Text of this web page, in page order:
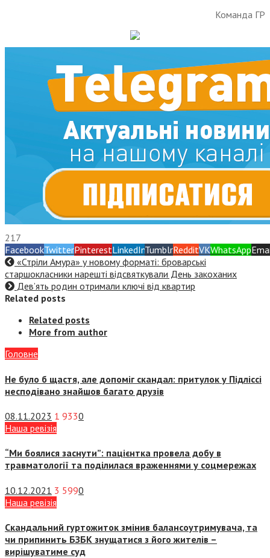
Команда ГР
217
FacebookTwitterPinterestLinkedInTumblrRedditVKWhatsApp
«Стріли Амура» у новому форматі: броварські
старшокласники нарешті відсвяткували День закоханих
Дев’ять родин отримали ключі від квартир
Related posts
Related posts
More from author
Головне
Не було б щастя, але допоміг скандал: притулок у Підліссі
несподівано знайшов багато друзів
08.11.2023 1 9330
Наша ревізія
“Ми боялися заснути”: пацієнтка провела добу в
травматології та поділилася враженнями у соцмережах
10.12.2021 3 5990
Наша ревізія
Скандальний гуртожиток змінив балансоутримувача, та
чи припинить БЗБК знущатися з його жителів –
вирішуватиме суд